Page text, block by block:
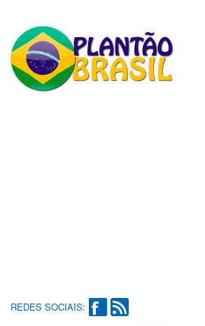
REDES SOCIAIS: